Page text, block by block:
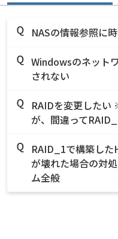
NASの情報参照に
Windowsのネット
されない
RAIDを変更したい
が、間違って
RAID_1で構築し
が壊れた場合の対
ム全般